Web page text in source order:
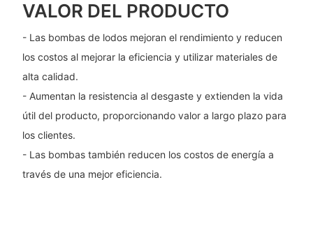
VALOR DEL PRODUCTO
- Las bombas de lodos mejoran el rendimiento y reducen
los costos al mejorar la eficiencia y utilizar materiales de
alta calidad.
- Aumentan la resistencia al desgaste y extienden la vida
útil del producto, proporcionando valor a largo plazo para
los clientes.
- Las bombas también reducen los costos de energía a
través de una mejor eficiencia.